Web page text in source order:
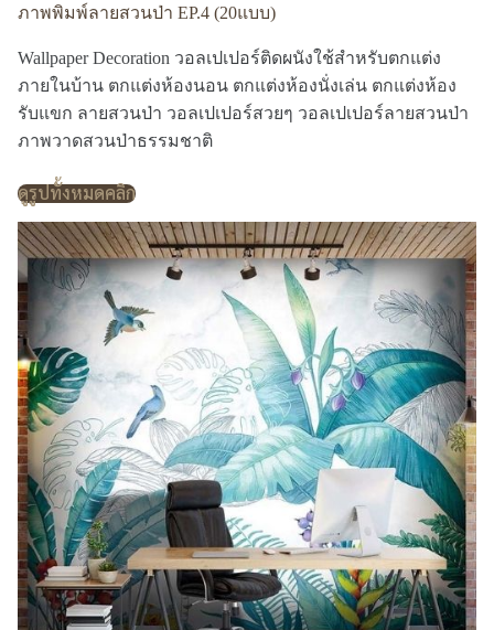
ภาพพิมพ์ลายสวนป่า EP.4 (20แบบ)
Wallpaper Decoration วอลเปเปอร์ติดผนังใช้สำหรับตกแต่ง
ภายในบ้าน ตกแต่งห้องนอน ตกแต่งห้องนั่งเล่น ตกแต่งห้อง
รับแขก ลายสวนป่า วอลเปเปอร์สวยๆ วอลเปเปอร์ลายสวนป่า
ภาพวาดสวนป่าธรรมชาติ
ดูรูปทั้งหมดคลิก